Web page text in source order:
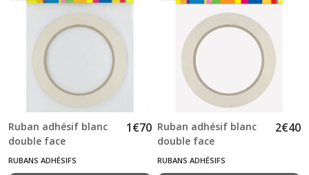
Ruban adhésif blanc
double face
transparent 9 mm x
20 m Sticky Tape
1€70
RUBANS ADHÉSIFS
Ruban adhésif blanc
double face
transparent 12 mm x
20 m Sticky Tape
2€40
RUBANS ADHÉSIFS